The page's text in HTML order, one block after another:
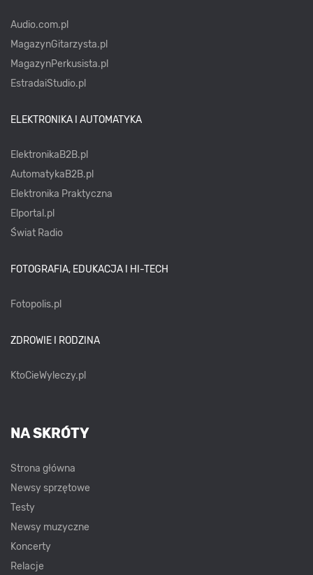
Audio.com.pl
MagazynGitarzysta.pl
MagazynPerkusista.pl
EstradaiStudio.pl
ELEKTRONIKA I AUTOMATYKA
ElektronikaB2B.pl
AutomatykaB2B.pl
Elektronika Praktyczna
Elportal.pl
Świat Radio
FOTOGRAFIA, EDUKACJA I HI-TECH
Fotopolis.pl
ZDROWIE I RODZINA
KtoCieWyleczy.pl
NA SKRÓTY
Strona główna
Newsy sprzętowe
Testy
Newsy muzyczne
Koncerty
Relacje